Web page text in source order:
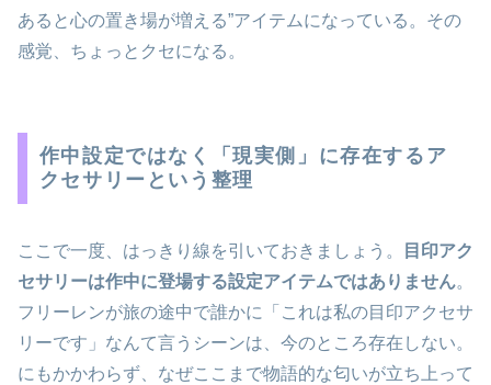
あると心の置き場が増える”アイテムになっている。その
感覚、ちょっとクセになる。
作中設定ではなく「現実側」に存在するア
クセサリーという整理
ここで一度、はっきり線を引いておきましょう。
目印アク
セサリーは作中に登場する設定アイテムではありません。
フリーレンが旅の途中で誰かに「これは私の目印アクセサ
リーです」なんて言うシーンは、今のところ存在しない。
にもかかわらず、なぜここまで物語的な匂いが立ち上って